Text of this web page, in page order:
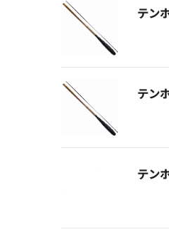
テン
テン
テン